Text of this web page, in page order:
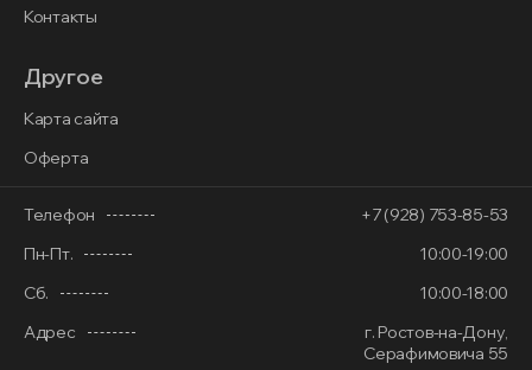
Контакты
Другое
Карта сайта
Оферта
Телефон
+7 (928) 753-85-53
Пн-Пт.
10:00-19:00
Сб.
10:00-18:00
Адрес
г. Ростов-на-Дону,
Серафимовича 55